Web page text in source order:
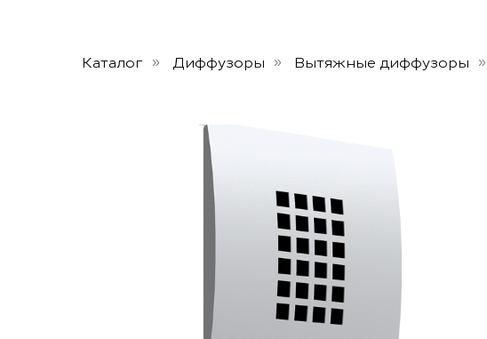
Каталог » Диффузоры » Вытяжные диффузоры »